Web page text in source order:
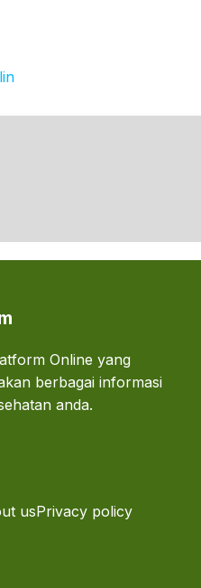
Online yang
berbagai informasi
anda.
usPrivacy policy